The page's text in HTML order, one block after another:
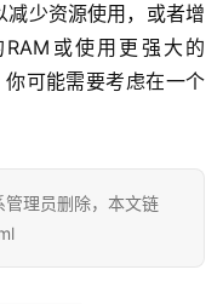
少资源使用，或者增
或使用更强大的
可能需要考虑在一个
理员删除，本文链